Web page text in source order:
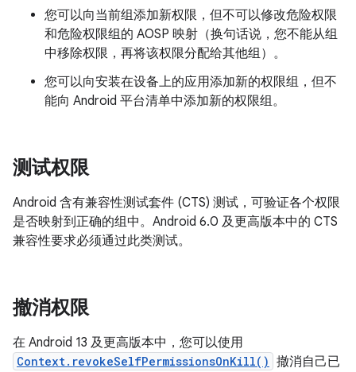
您可以向当前组添加新权限，但不可以修改危险权限
和危险权限组的 AOSP 映射（换句话说，您不能从组
中移除权限，再将该权限分配给其他组）。
您可以向安装在设备上的应用添加新的权限组，但不
能向 Android 平台清单中添加新的权限组。
测试权限
Android 含有兼容性测试套件 (CTS) 测试，可验证各个权限
是否映射到正确的组中。Android 6.0 及更高版本中的 CTS
兼容性要求必须通过此类测试。
撤消权限
在 Android 13 及更高版本中，您可以使用
Context.revokeSelfPermissionsOnKill() 撤消自己已